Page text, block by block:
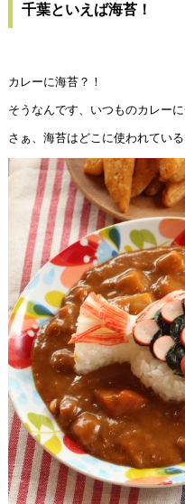
千葉といえば海苔！
カレーに海苔？！
そうなんです、いつものカレー
さぁ、海苔はどこに使われてい